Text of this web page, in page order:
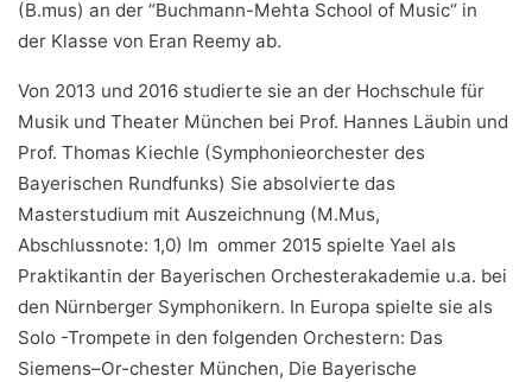
(B.mus) an der “Buchmann-Mehta School of Music“ in
der Klasse von Eran Reemy ab.
Von 2013 und 2016 studierte sie an der Hochschule für
Musik und Theater München bei Prof. Hannes Läubin und
Prof. Thomas Kiechle (Symphonieorchester des
Bayerischen Rundfunks) Sie absolvierte das
Masterstudium mit Auszeichnung (M.Mus,
Abschlussnote: 1,0) Im ommer 2015 spielte Yael als
Praktikantin der Bayerischen Orchesterakademie u.a. bei
den Nürnberger Symphonikern. In Europa spielte sie als
Solo -Trompete in den folgenden Orchestern: Das
Siemens–Or-chester München, Die Bayerische